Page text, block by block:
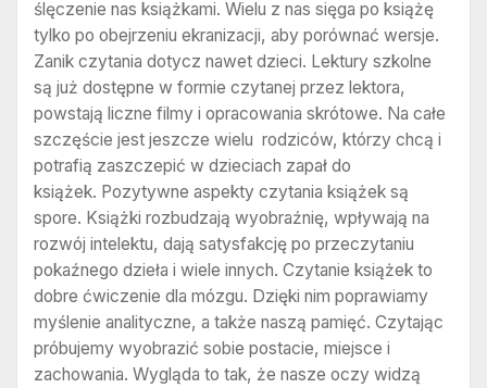
ślęczenie nas książkami. Wielu z nas sięga po książę
tylko po obejrzeniu ekranizacji, aby porównać wersje.
Zanik czytania dotycz nawet dzieci. Lektury szkolne
są już dostępne w formie czytanej przez lektora,
powstają liczne filmy i opracowania skrótowe. Na całe
szczęście jest jeszcze wielu rodziców, którzy chcą i
potrafią zaszczepić w dzieciach zapał do
książek. Pozytywne aspekty czytania książek są
spore. Książki rozbudzają wyobraźnię, wpływają na
rozwój intelektu, dają satysfakcję po przeczytaniu
pokaźnego dzieła i wiele innych. Czytanie książek to
dobre ćwiczenie dla mózgu. Dzięki nim poprawiamy
myślenie analityczne, a także naszą pamięć. Czytając
próbujemy wyobrazić sobie postacie, miejsce i
zachowania. Wygląda to tak, że nasze oczy widzą